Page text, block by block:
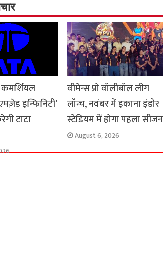
A
p
p
r
a
n
k
इन्फिनिटी’
टाटा
वीमेन्स प्रो वॉलीबॉल लीग
लॉन्च, नवंबर में इकाना इंडोर
स्टेडियम में होगा पहला सीजन
August 6, 2026